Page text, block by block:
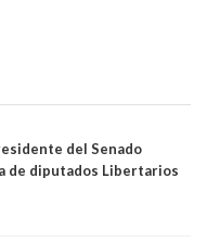
del Senado
de diputados Libertarios
equivocado"